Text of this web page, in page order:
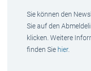
Sie können den
Sie auf den
klicken. Weitere
finden Sie hier.